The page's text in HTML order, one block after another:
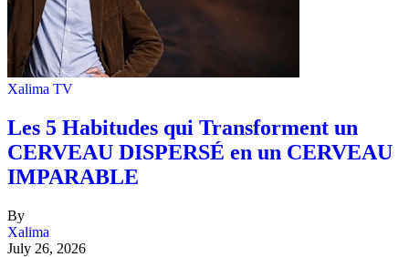
Xalima TV
Les 5 Habitudes qui Transforment un
CERVEAU DISPERSÉ en un CERVEAU
IMPARABLE
By
Xalima
July 26, 2026